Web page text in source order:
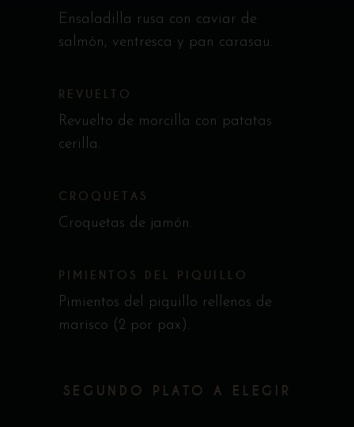
Ensaladilla rusa con caviar de
salmón, ventresca y pan carasau.
REVUELTO
Revuelto de morcilla con patatas
cerilla.
CROQUETAS
Croquetas de jamón.
PIMIENTOS DEL PIQUILLO
Pimientos del piquillo rellenos de
marisco (2 por pax).
SEGUNDO PLATO A ELEGIR